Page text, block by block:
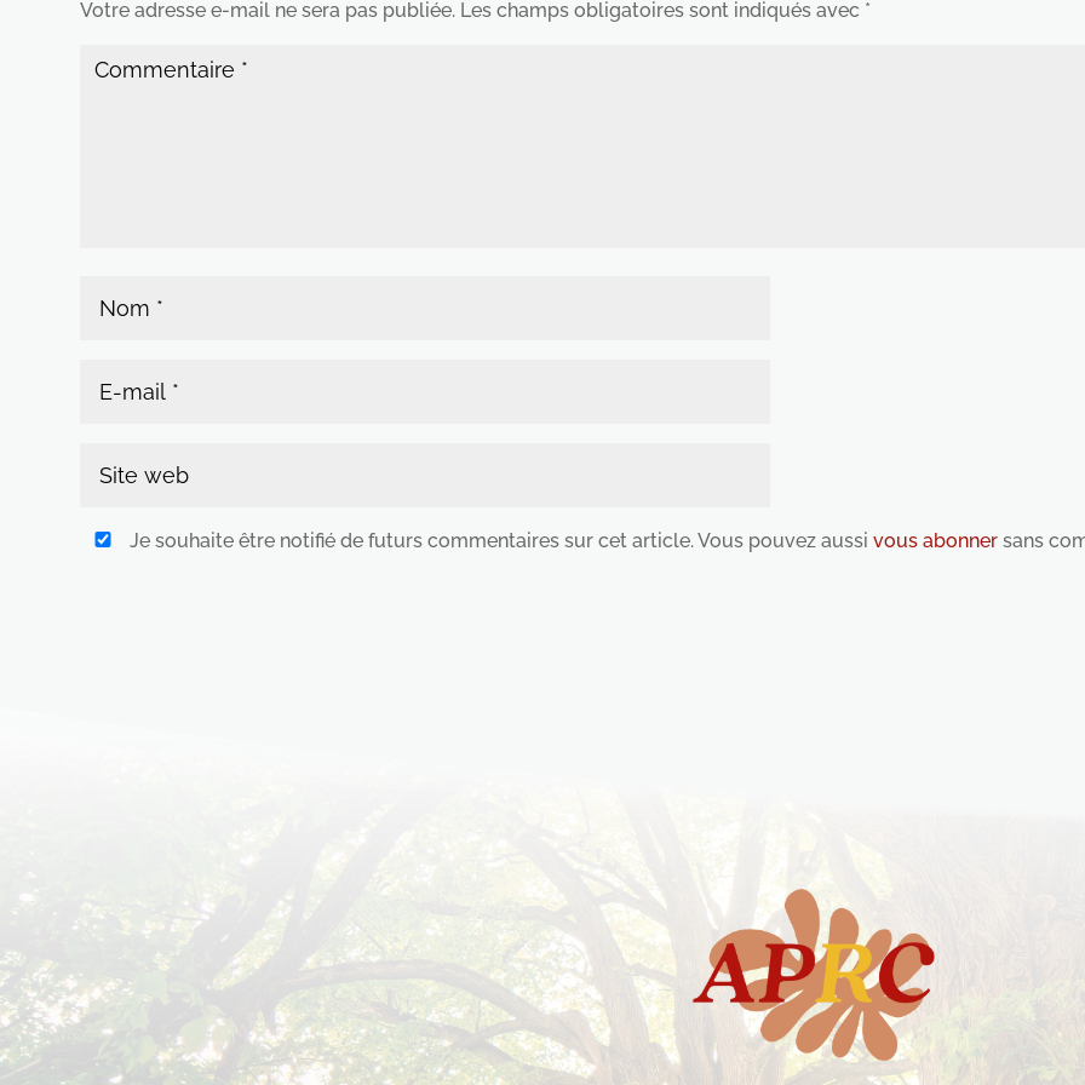
Votre adresse e-mail ne sera pas publiée. Les champs obligatoires sont indiqués avec *
Je souhaite être notifié de futurs commentaires sur cet article. Vous pouvez aussi vous abonnersans